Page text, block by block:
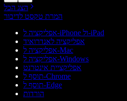
הצג הכל
המרת טקסט לדיבור
אפליקציה ל-iPhone ול-iPad
אפליקציה לאנדרואיד
אפליקציה ל-Mac
אפליקציה ל-Windows
אפליקציית אינטרנט
תוסף ל-Chrome
תוסף ל-Edge
הורדות